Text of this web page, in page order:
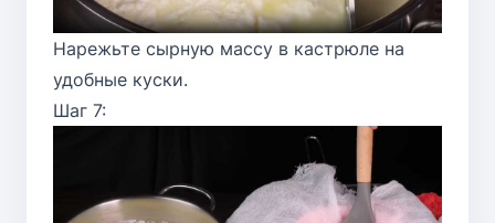
Нарежьте сырную массу в кастрюле на
удобные куски.
Шаг 7: